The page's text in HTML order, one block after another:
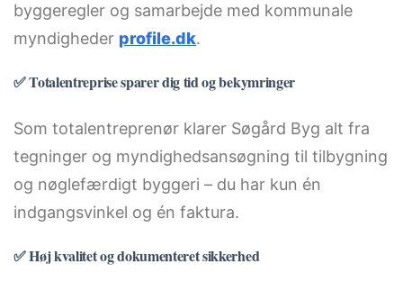
byggeregler og samarbejde med kommunale
myndigheder profile.dk.
✅ Totalentreprise sparer dig tid og bekymringer
Som totalentreprenør klarer Søgård Byg alt fra
tegninger og myndighedsansøgning til tilbygning
og nøglefærdigt byggeri – du har kun én
indgangsvinkel og én faktura.
✅ Høj kvalitet og dokumenteret sikkerhed